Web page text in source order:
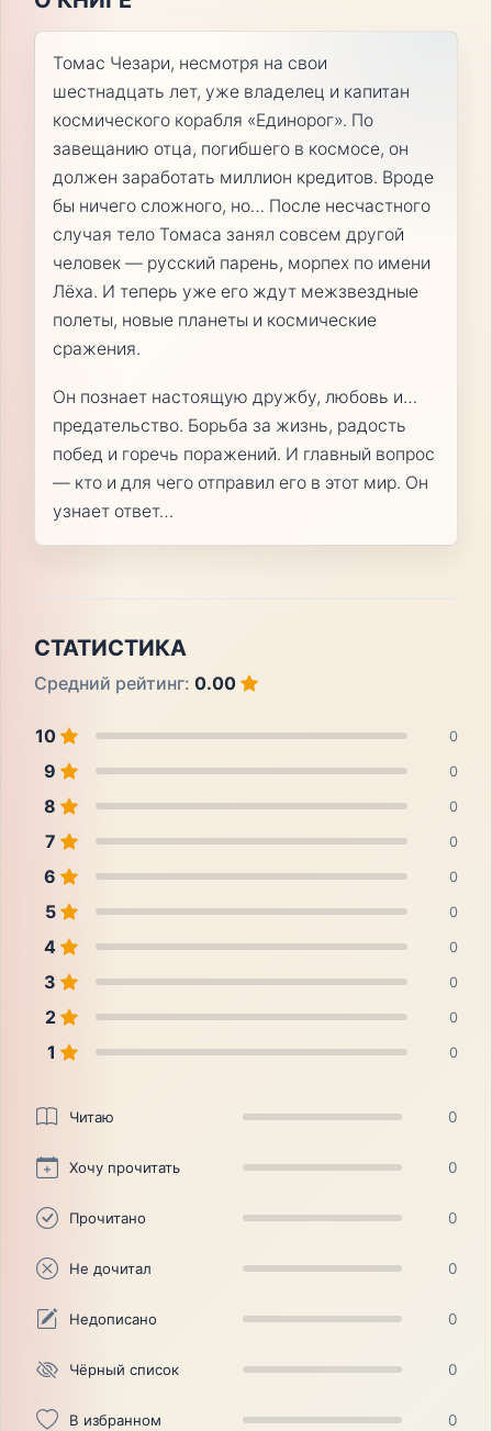
Томас Чезари, несмотря на свои
шестнадцать лет, уже владелец и капитан
космического корабля «Единорог». По
завещанию отца, погибшего в космосе, он
должен заработать миллион кредитов. Вроде
бы ничего сложного, но… После несчастного
случая тело Томаса занял совсем другой
человек — русский парень, морпех по имени
Лёха. И теперь уже его ждут межзвездные
полеты, новые планеты и космические
сражения.
Он познает настоящую дружбу, любовь и…
предательство. Борьба за жизнь, радость
побед и горечь поражений. И главный вопрос
— кто и для чего отправил его в этот мир. Он
узнает ответ…
СТАТИСТИКА
Средний рейтинг: 0.00
10 0
9 0
8 0
7 0
6 0
5 0
4 0
3 0
2 0
1 0
Читаю 0
Хочу прочитать 0
Прочитано 0
Не дочитал 0
Недописано 0
Чёрный список 0
В избранном 0